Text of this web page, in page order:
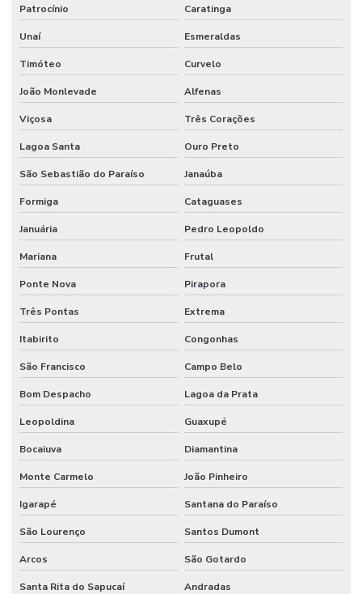
Patrocínio Caratinga
Unaí Esmeraldas
Timóteo Curvelo
João Monlevade Alfenas
Viçosa Três Corações
Lagoa Santa Ouro Preto
São Sebastião do Paraíso Janaúba
Formiga Cataguases
Januária Pedro Leopoldo
Mariana Frutal
Ponte Nova Pirapora
Três Pontas Extrema
Itabirito Congonhas
São Francisco Campo Belo
Bom Despacho Lagoa da Prata
Leopoldina Guaxupé
Bocaiuva Diamantina
Monte Carmelo João Pinheiro
Igarapé Santana do Paraíso
São Lourenço Santos Dumont
Arcos São Gotardo
Santa Rita do Sapucaí Andradas